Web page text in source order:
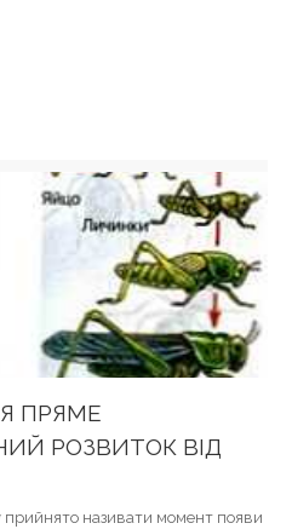
ПРЯМЕ
РОЗВИТОК ВІД
прийнято називати момент появи